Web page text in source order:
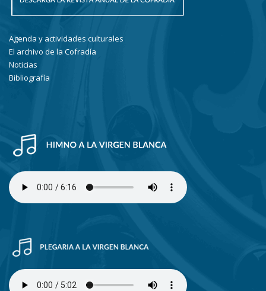
Agenda y actividades culturales
El archivo de la Cofradía
Noticias
Bibliografía